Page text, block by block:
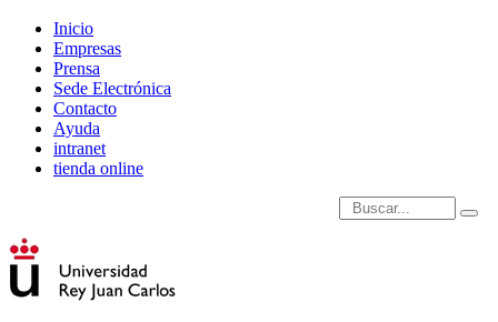
Inicio
Empresas
Prensa
Sede Electrónica
Contacto
Ayuda
intranet
tienda online
Introduce términos de